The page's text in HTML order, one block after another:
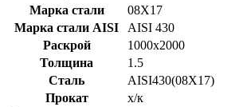
Марка стали
08Х17
Марка стали AISI
AISI 430
Раскрой
1000x2000
Толщина
1.5
Сталь
AISI430(08Х17)
Прокат
х/к